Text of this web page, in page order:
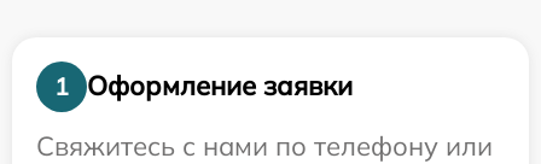
1
Оформление заявки
Свяжитесь с нами по телефону или